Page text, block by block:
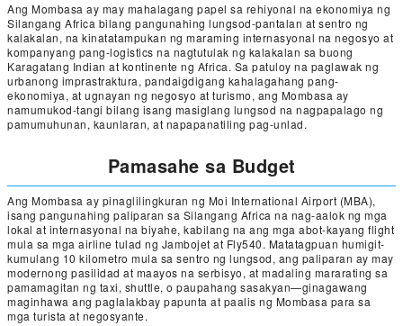
Ang Mombasa ay may mahalagang papel sa rehiyonal na ekonomiya ng
Silangang Africa bilang pangunahing lungsod-pantalan at sentro ng
kalakalan, na kinatatampukan ng maraming internasyonal na negosyo at
kompanyang pang-logistics na nagtutulak ng kalakalan sa buong
Karagatang Indian at kontinente ng Africa. Sa patuloy na paglawak ng
urbanong imprastraktura, pandaigdigang kahalagahang pang-
ekonomiya, at ugnayan ng negosyo at turismo, ang Mombasa ay
namumukod-tangi bilang isang masiglang lungsod na nagpapalago ng
pamumuhunan, kaunlaran, at napapanatiling pag-unlad.
Pamasahe sa Budget
Ang Mombasa ay pinaglilingkuran ng Moi International Airport (MBA),
isang pangunahing paliparan sa Silangang Africa na nag-aalok ng mga
lokal at internasyonal na biyahe, kabilang na ang mga abot-kayang flight
mula sa mga airline tulad ng Jambojet at Fly540. Matatagpuan humigit-
kumulang 10 kilometro mula sa sentro ng lungsod, ang paliparan ay may
modernong pasilidad at maayos na serbisyo, at madaling mararating sa
pamamagitan ng taxi, shuttle, o paupahang sasakyan—ginagawang
maginhawa ang paglalakbay papunta at paalis ng Mombasa para sa
mga turista at negosyante.